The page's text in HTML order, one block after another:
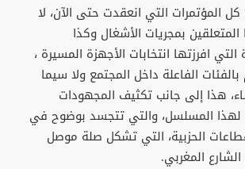
المؤتمرات التي انعقدت حتى الآن، لا
بمجريات الأشغال وكذا
افرزتها انتخابات الأجهزة المسيرة ،
الفاعلة داخل المجتمع ولا سيما
هذا إلى جانب تكثيف المجهودات
لهذا المسلسل، والتي تتجسد بوضوح في
الحزبية، التي تشكل صلة موصل
المغربي.